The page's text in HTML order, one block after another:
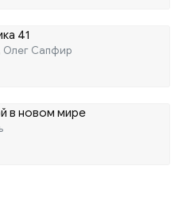
41
Олег Сапфир
в новом мире